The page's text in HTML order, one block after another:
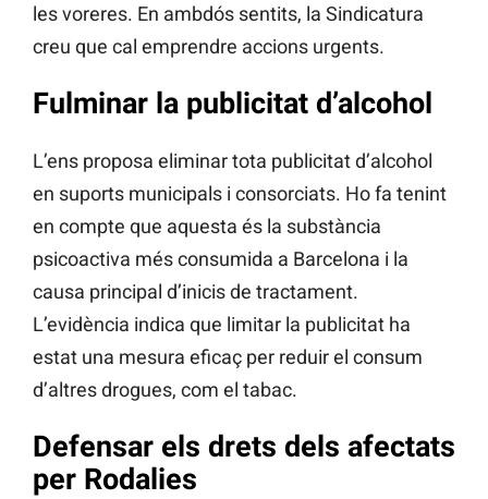
les voreres. En ambdós sentits, la Sindicatura
creu que cal emprendre accions urgents.
Fulminar la publicitat d’alcohol
L’ens proposa eliminar tota publicitat d’alcohol
en suports municipals i consorciats. Ho fa tenint
en compte que aquesta és la substància
psicoactiva més consumida a Barcelona i la
causa principal d’inicis de tractament.
L’evidència indica que limitar la publicitat ha
estat una mesura eficaç per reduir el consum
d’altres drogues, com el tabac.
Defensar els drets dels afectats
per Rodalies